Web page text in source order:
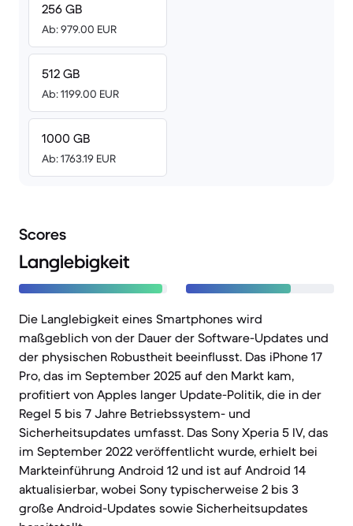
256 GB
Ab: 979.00 EUR
512 GB
Ab: 1199.00 EUR
1000 GB
Ab: 1763.19 EUR
Scores
Langlebigkeit
Die Langlebigkeit eines Smartphones wird
maßgeblich von der Dauer der Software-Updates und
der physischen Robustheit beeinflusst. Das iPhone 17
Pro, das im September 2025 auf den Markt kam,
profitiert von Apples langer Update-Politik, die in der
Regel 5 bis 7 Jahre Betriebssystem- und
Sicherheitsupdates umfasst. Das Sony Xperia 5 IV, das
im September 2022 veröffentlicht wurde, erhielt bei
Markteinführung Android 12 und ist auf Android 14
aktualisierbar, wobei Sony typischerweise 2 bis 3
große Android-Updates sowie Sicherheitsupdates